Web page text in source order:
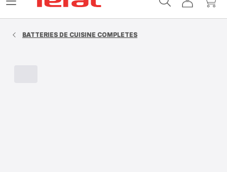
MonMon
Ouvrir
BATTERIES DE CUISINE COMPLETES